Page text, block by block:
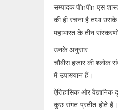
सम्पादक पीñपीñ एस
की ही रचना है तथा
महाभारत के तीन
उनके अनुसार
चौबीस हजार की श्लोक
में उपाख्यान हैं।
ऐतिहासिक ओर वैज्ञानिक
कुछ संगत प्रतीत होते हैं।